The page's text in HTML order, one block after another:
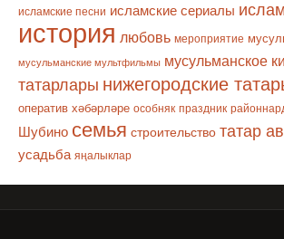
исламские песни исламские сериалы
история любовь мероприятие
мусульманские мультфильмы мусульманское
татарлары нижегородские
оператив хәбәрләре особняк праздник
Шубино семья строительство татар
усадьба яңалыклар